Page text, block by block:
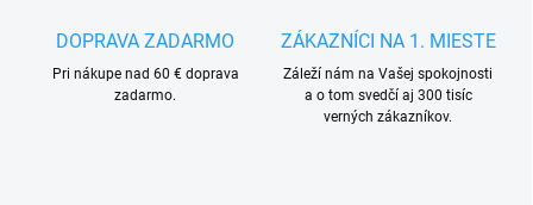
DOPRAVA ZADARMO
Pri nákupe nad 60 € doprava
zadarmo.
ZÁKAZNÍCI NA 1. MIESTE
Záleží nám na Vašej spokojnosti
a o tom svedčí aj 300 tisíc
verných zákazníkov.